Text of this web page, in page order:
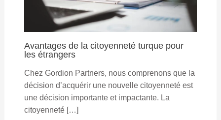
Avantages de la citoyenneté turque pour
les étrangers
Chez Gordion Partners, nous comprenons que la
décision d’acquérir une nouvelle citoyenneté est
une décision importante et impactante. La
citoyenneté […]